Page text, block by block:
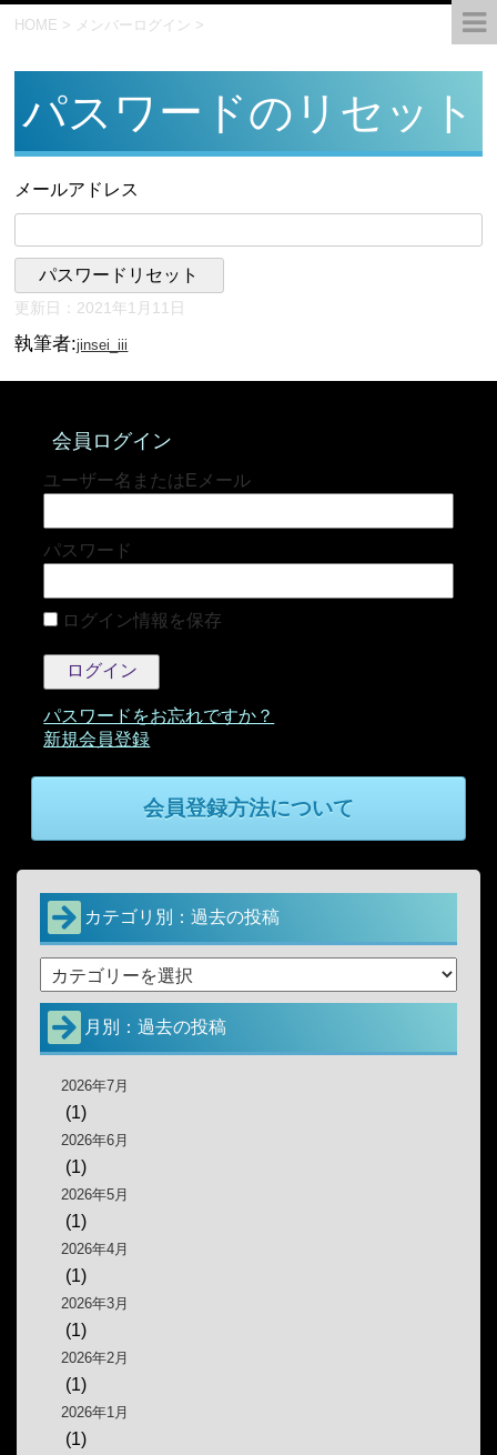
HOME > メンバーログイン >
パスワードのリセット
メールアドレス
更新日： 2021年1月11日
執筆者:jinsei_iii
会員ログイン
パスワード
ログイン情報を保存
パスワードをお忘れですか？
会員登録方法について
カテゴリ別：過去の投稿
月別：過去の投稿
2026年7月
(1)
2026年6月
(1)
2026年5月
(1)
2026年4月
(1)
2026年3月
(1)
2026年2月
(1)
2026年1月
(1)